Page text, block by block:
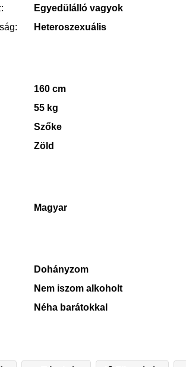
Egyedülálló vagyok
Heteroszexuális
160 cm
55 kg
Szőke
Zöld
Magyar
Dohányzom
Nem iszom alkoholt
Néha barátokkal